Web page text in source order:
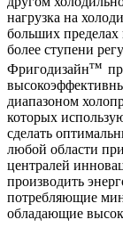
нагрузка на
больших пределах
более ступени
Фригодизайнтм
диапазоном
которых
сделать
любой области
централей
производить
потребляющие
обладающие